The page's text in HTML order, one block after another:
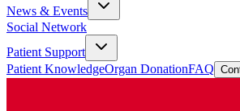
News & Events
Social Network
Patient Support
Patient KnowledgeOrgan DonationFAQ